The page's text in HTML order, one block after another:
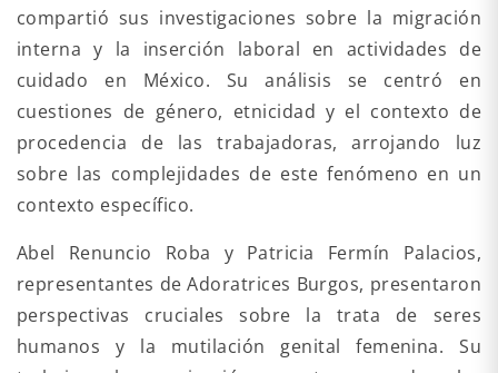
compartió sus investigaciones sobre la migración
interna y la inserción laboral en actividades de
cuidado en México. Su análisis se centró en
cuestiones de género, etnicidad y el contexto de
procedencia de las trabajadoras, arrojando luz
sobre las complejidades de este fenómeno en un
contexto específico.
Abel Renuncio Roba y Patricia Fermín Palacios,
representantes de Adoratrices Burgos, presentaron
perspectivas cruciales sobre la trata de seres
humanos y la mutilación genital femenina. Su